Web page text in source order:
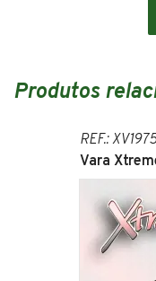
Produtos
REF.: XV1975
Vara